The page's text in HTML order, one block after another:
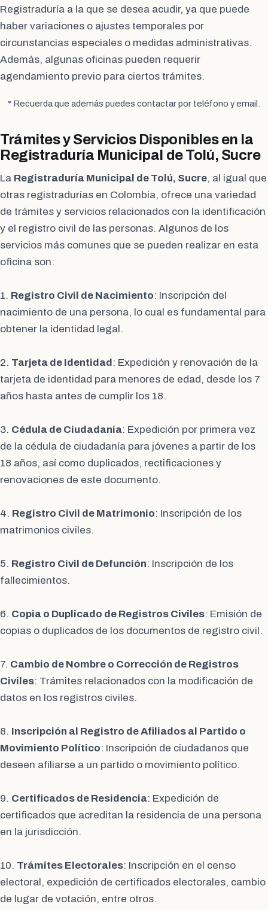
Registraduría a la que se desea acudir, ya que puede
haber variaciones o ajustes temporales por
circunstancias especiales o medidas administrativas.
Además, algunas oficinas pueden requerir
agendamiento previo para ciertos trámites.
* Recuerda que además puedes contactar por teléfono y email.
Trámites y Servicios Disponibles en la
Registraduría Municipal de Tolú, Sucre
La Registraduría Municipal de Tolú, Sucre, al igual que
otras registradurías en Colombia, ofrece una variedad
de trámites y servicios relacionados con la identificación
y el registro civil de las personas. Algunos de los
servicios más comunes que se pueden realizar en esta
oficina son:
1. Registro Civil de Nacimiento: Inscripción del
nacimiento de una persona, lo cual es fundamental para
obtener la identidad legal.
2. Tarjeta de Identidad : Expedición y renovación de la
tarjeta de identidad para menores de edad, desde los 7
años hasta antes de cumplir los 18.
3. Cédula de Ciudadanía: Expedición por primera vez
de la cédula de ciudadanía para jóvenes a partir de los
18 años, así como duplicados, rectificaciones y
renovaciones de este documento.
4. Registro Civil de Matrimonio: Inscripción de los
matrimonios civiles.
5. Registro Civil de Defunción: Inscripción de los
fallecimientos.
6. Copia o Duplicado de Registros Civiles: Emisión de
copias o duplicados de los documentos de registro civil.
7. Cambio de Nombre o Corrección de Registros
Civiles: Trámites relacionados con la modificación de
datos en los registros civiles.
8. Inscripción al Registro de Afiliados al Partido o
Movimiento Político: Inscripción de ciudadanos que
deseen afiliarse a un partido o movimiento político.
9. Certificados de Residencia: Expedición de
certificados que acreditan la residencia de una persona
en la jurisdicción.
10. Trámites Electorales: Inscripción en el censo
electoral, expedición de certificados electorales, cambio
de lugar de votación, entre otros.